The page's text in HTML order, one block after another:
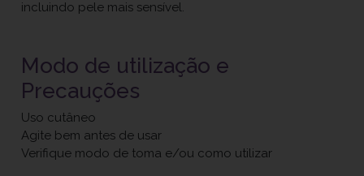
incluindo pele mais sensível.
Modo de utilização e
Precauções
Uso cutâneo
Agite bem antes de usar
Verifique modo de toma e/ou como utilizar